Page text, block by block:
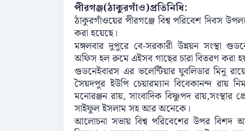
পীরগঞ্জ(ঠাকুরগাঁও)প্রতিনিধি:
ঠাকুরগাঁওয়ের পীরগঞ্জে বিশ্ব পরিবেশ দিবস
করা হয়েছে।
মঙ্গলবার দুপুরে বে-সরকারী উন্নয়ন সংস্থা
অফিস হল রুমে এইসব গাছের চারা বিতরণ করা
গুডনেইবারস এর ভলেন্টিয়ার যুবলিডার মিনু
সৈয়দপুর ইউপি চেয়ারম্যান বিবেকানন্দ রায়
মনোরঞ্জন রায়, সাংবাদিক বিষ্ণুপদ রায়,সংস্থার
সাইফুল ইসলাম সহ আর অনেকে।
আলোচনা সভায় বিশ্ব পরিবেশের উপর বিশদ